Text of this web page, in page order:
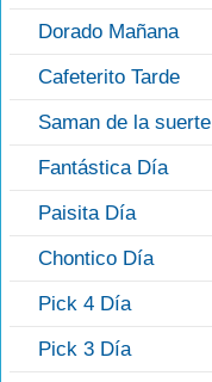
Dorado Mañana
Cafeterito Tarde
Saman de la suerte
Fantástica Día
Paisita Día
Chontico Día
Pick 4 Día
Pick 3 Día